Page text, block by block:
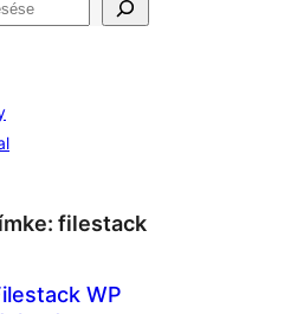
filestack
WP